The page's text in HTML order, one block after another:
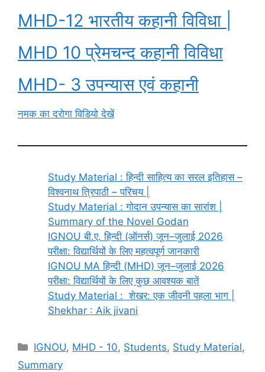
MHD-12 भारतीय कहानी विविधा |
MHD 10 प्रेमचन्द कहानी विविधा
MHD- 3 उपन्यास एवं कहानी
नमक का दरोगा विडियो देखें
Study Material : हिन्दी साहित्य का सरल इतिहास –
विश्वनाथ त्रिपाठी – परिचय |
Study Material : गोदान उपन्यास का सारांश |
Summary of the Novel Godan
IGNOU बी.ए. हिन्दी (ऑनर्स) जून–जुलाई 2026
परीक्षा: विद्यार्थियों के लिए महत्वपूर्ण जानकारी
IGNOU MA हिन्दी (MHD) जून–जुलाई 2026
परीक्षा: विद्यार्थियों के लिए कुछ आवश्यक बातें
Study Material : शेखर: एक जीवनी पहला भाग |
Shekhar : Aik jivani
IGNOU, MHD - 10, Students, Study Material,
Summary